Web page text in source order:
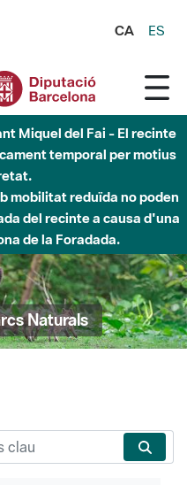
CA ES
Miquel del Fai - El recinte
temporal per motius
mobilitat reduïda no poden
del recinte a causa d'una
de la Foradada.
Naturals